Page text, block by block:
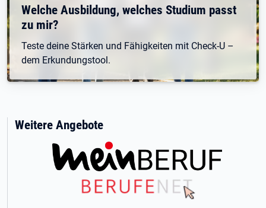
Welche Ausbildung, welches Studium passt
zu mir?
Teste deine Stärken und Fähigkeiten mit Check-U –
dem Erkundungstool.
Weitere Angebote